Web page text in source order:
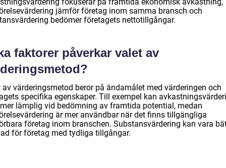
jämför företag inom samma bransch och
bedömer företagets nettotillgångar.
faktorer påverkar valet av
av värderingsmetod beror på ändamålet med värderingen och
specifika egenskaper. Till exempel kan
lämplig vid bedömning av framtida potential, medan
är mer användbar när det finns tillgängliga
företag inom branschen. Substansvärdering kan vara
för företag med tydliga tillgångar.